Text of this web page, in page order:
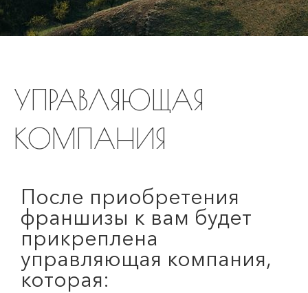
УПРАВЛЯЮЩАЯ
КОМПАНИЯ
После приобретения
франшизы к вам будет
прикреплена
управляющая компания,
которая: